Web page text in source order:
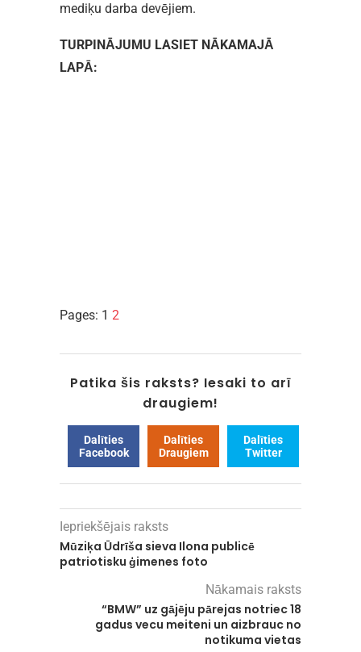
mediķu darba devējiem.
TURPINĀJUMU LASIET NĀKAMAJĀ
LAPĀ:
Pages: 1 2
Patika šis raksts? Iesaki to arī
draugiem!
Dalīties
Facebook
Dalīties
Draugiem
Dalīties
Twitter
Iepriekšējais raksts
Mūziķa Ūdrīša sieva Ilona publicē
patriotisku ģimenes foto
Nākamais raksts
“BMW” uz gājēju pārejas notriec 18
gadus vecu meiteni un aizbrauc no
notikuma vietas